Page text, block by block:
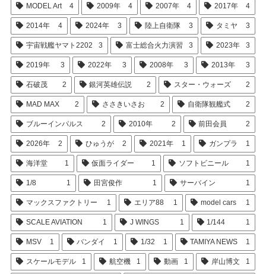
MODEL Art 4 2009年 4 2007年 4 2017年 4
2014年 4 2024年 3 陸上自衛隊 3 タミヤ 3
宇宙戦艦ヤマト2202 3 富士総合火力演習 3 2023年 3
2019年 3 2022年 3 2008年 3 2013年 3
石破茂 2 銀河英雄伝説 2 スター・ウォーズ 2
MAD MAX 2 ささきいさお 2 自衛隊観艦式 2
ブルーインパルス 2 2010年 2 前田会員 2
2026年 2 ひゅうが 2 2021年 1 ガンプラ 1
海洋堂 1 仮面ライダー 1 ソフトビニール 1
1/8 1 田宮俊作 1 サーバイン 1
マックスファクトリー 1 エリア88 1 model cars 1
SCALE AVIATION 1 J WINGS 1 1/144 1
MSV 1 バンダイ 1 1/32 1 TAMIYA NEWS 1
スケールモデル 1 航空機 1 動画 1 岸山博文 1